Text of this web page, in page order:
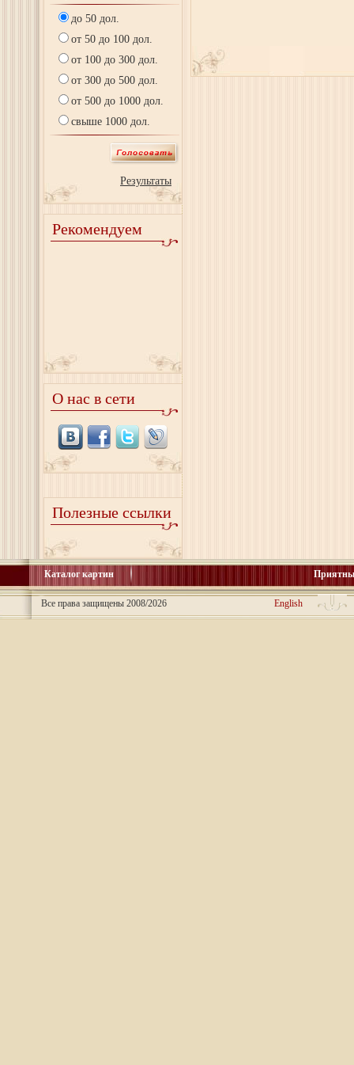
до 50 дол.
от 50 до 100 дол.
от 100 до 300 дол.
от 300 до 500 дол.
от 500 до 1000 дол.
свыше 1000 дол.
Результаты
Рекомендуем
О нас в сети
Полезные ссылки
Каталог картин
Все права защищены 2008/2026 English